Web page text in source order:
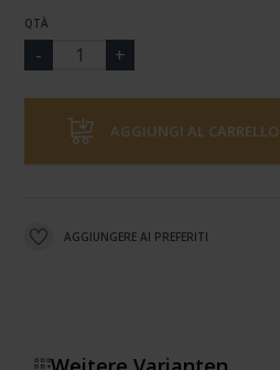
QTÀ
AGGIUNGI AL CARRELLO
AGGIUNGERE AI PREFERITI